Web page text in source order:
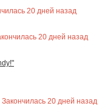
20 дней назад
20 дней назад
Закончилась 20 дней назад